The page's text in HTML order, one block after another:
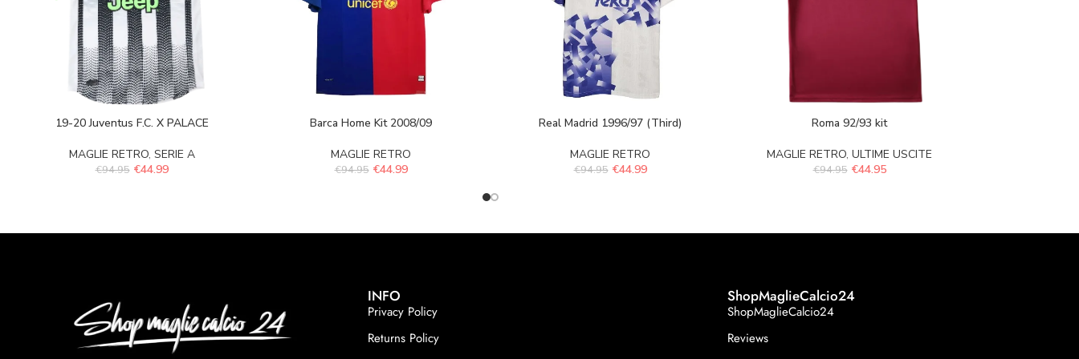
19-20 Juventus F.C. X PALACE
MAGLIE RETRO, SERIE A
€94.95 €44.99
Barca Home Kit 2008/09
MAGLIE RETRO
€94.95 €44.99
Real Madrid 1996/97 (Third)
MAGLIE RETRO
€94.95 €44.99
Roma 92/93 kit
MAGLIE RETRO, ULTIME USCITE
€94.95 €44.95
INFO
Privacy Policy
Returns Policy
ShopMaglieCalcio24
ShopMaglieCalcio24
Reviews